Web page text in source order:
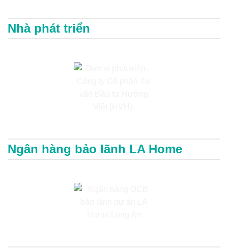
Nhà phát triển
Ngân hàng bảo lãnh LA Home